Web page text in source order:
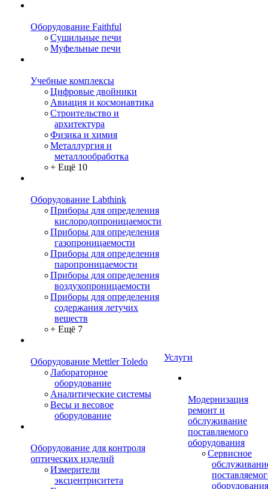
Оборудование Faithful
Сушильные печи
Муфельные печи
Учебные комплексы
Цифровые двойники
Авиация и космонавтика
Строительство и
архитектура
Физика и химия
Металлургия и
металлообработка
+ Ещё 10
Оборудование Labthink
Приборы для определения
кислородопроницаемости
Приборы для определения
газопроницаемости
Приборы для определения
паропроницаемости
Приборы для определения
воздухопроницаемости
Приборы для определения
содержания летучих
веществ
+ Ещё 7
Оборудование Mettler Toledo
Лабораторное
оборудование
Аналитические системы
Весы и весовое
оборудование
Оборудование для контроля
оптических изделий
Измерители
эксцентриситета
Услуги
Модернизация
ремонт и
обслуживание
поставляемого
оборудования
Сервисное
оборудования